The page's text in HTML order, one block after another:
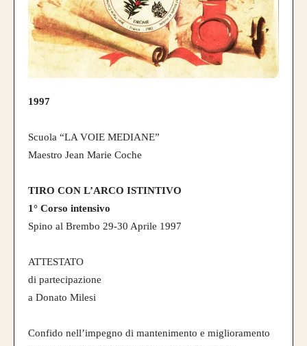
1997
Scuola “LA VOIE MEDIANE”
Maestro Jean Marie Coche
TIRO CON L’ARCO ISTINTIVO
1° Corso intensivo
Spino al Brembo 29-30 Aprile 1997
ATTESTATO
di partecipazione
a Donato Milesi
Confido nell’impegno di mantenimento e miglioramento